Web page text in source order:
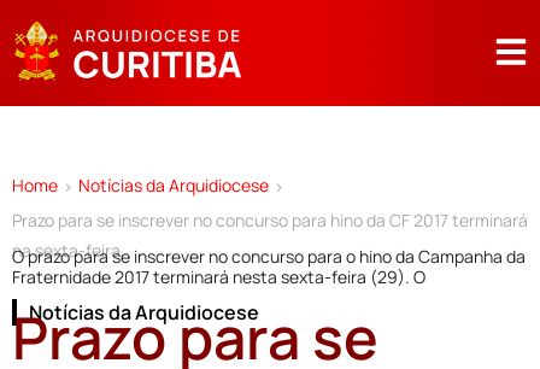
Home > Notícias da Arquidiocese >
Prazo para se inscrever no concurso para hino da CF 2017 terminará
na sexta-feira
O prazo para se inscrever no concurso para o hino da Campanha da
Fraternidade 2017 terminará nesta sexta-feira (29). O
Notícias da Arquidiocese
Prazo para se